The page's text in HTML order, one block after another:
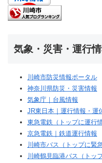
気象・災害・運行
川崎市防災情報ポータル
神奈川県防災・災害情報
気象庁｜台風情報
JR東日本｜運行情報・運
東急電鉄（トップに運行
京急電鉄｜鉄道運行情報
川崎市バス（トップに緊
川崎鶴見臨港バス（トッ